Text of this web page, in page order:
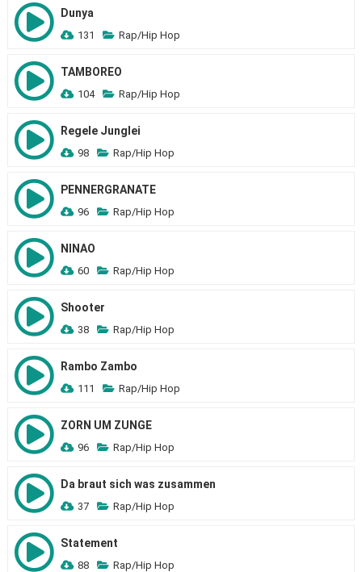
Dunya
131 Rap/Hip Hop
TAMBOREO
104 Rap/Hip Hop
Regele Junglei
98 Rap/Hip Hop
PENNERGRANATE
96 Rap/Hip Hop
NINAO
60 Rap/Hip Hop
Shooter
38 Rap/Hip Hop
Rambo Zambo
111 Rap/Hip Hop
ZORN UM ZUNGE
96 Rap/Hip Hop
Da braut sich was zusammen
37 Rap/Hip Hop
Statement
88 Rap/Hip Hop